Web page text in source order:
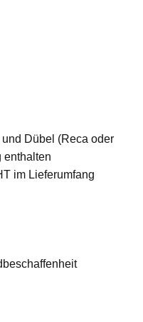
Dübel (Reca oder
enthalten
im Lieferumfang